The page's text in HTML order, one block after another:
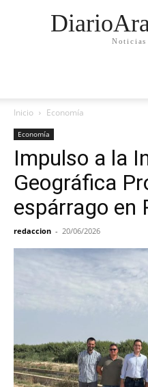
Noticias
Inicio Economía
Economía
Impulso a la
Geográfica
espárrago en
redaccion - 20/06/2026